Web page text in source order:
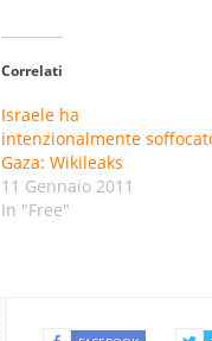
Correlati
Israele ha
intenzionalmente
Gaza: Wikileaks
11 Gennaio 2011
In "Free"